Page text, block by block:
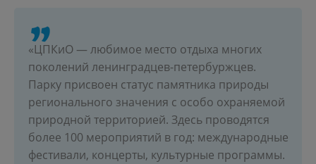
«ЦПКиО — любимое место отдыха многих
поколений ленинградцев-петербуржцев.
Парку присвоен статус памятника природы
регионального значения с особо охраняемой
природной территорией. Здесь проводятся
более 100 мероприятий в год: международные
фестивали, концерты, культурные программы.